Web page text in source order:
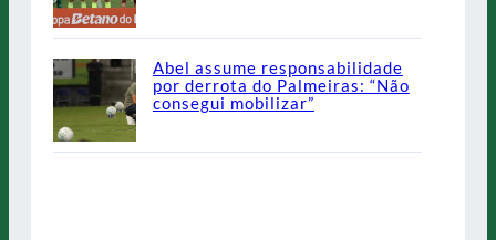
Abel assume responsabilidade
por derrota do Palmeiras: “Não
consegui mobilizar”